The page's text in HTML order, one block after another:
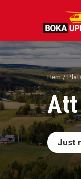
Hem/
Att
Just